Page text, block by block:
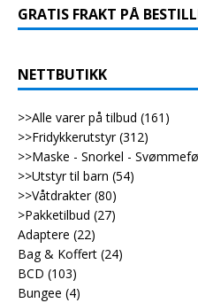
GRATIS FRAKT PÅ
NETTBUTIKK
>>Alle varer på tilbud (161)
>>Fridykkerutstyr (312)
>>Maske - Snorkel -
>>Utstyr til barn (54)
>>Våtdrakter (80)
>Pakketilbud (27)
Adaptere (22)
Bag & Koffert (24)
BCD (103)
Bungee (4)